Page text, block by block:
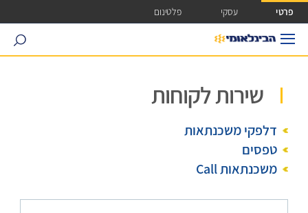
גישה ישירה לכפתור כניסה לחשבונך
פרטי עסקי פלטינום
search
שירות לקוחות
דלפקי משכנתאות
טפסים
משכנתאות Call